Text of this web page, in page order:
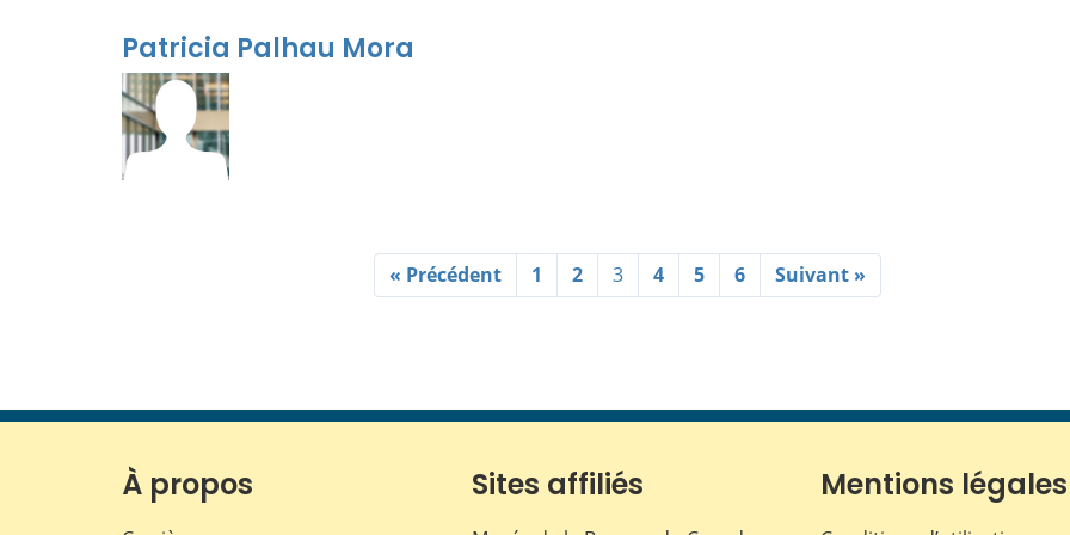
Patricia Palhau Mora
« Précédent 1 2 3 4 5 6 Suivant »
À propos Sites affiliés Mentions légales